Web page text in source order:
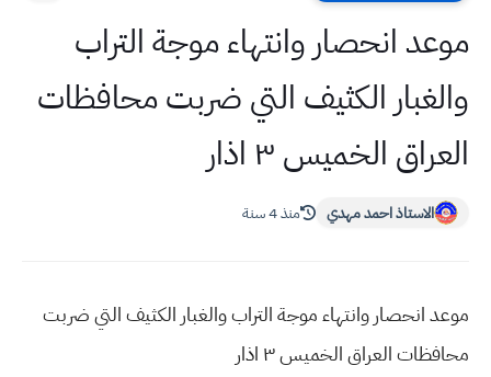
موعد انحصار وانتهاء موجة التراب
والغبار الكثيف التي ضربت محافظات
العراق الخميس ٣ اذار
الاستاذ احمد مهدي منذ 4 سنة
موعد انحصار وانتهاء موجة التراب والغبار الكثيف التي ضربت
محافظات العراق الخميس ٣ اذار